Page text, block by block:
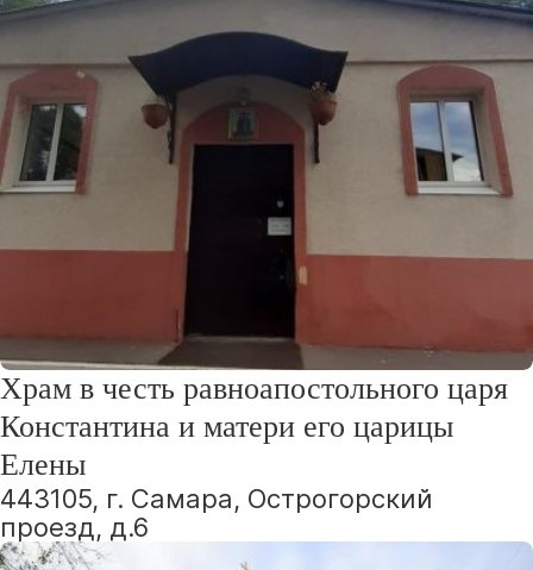
Храм в честь равноапостольного царя
Константина и матери его царицы
Елены
443105, г. Самара, Острогорский
проезд, д.6